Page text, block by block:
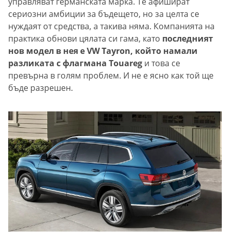
сериозни амбиции за бъдещето, но за целта се
нуждаят от средства, а такива няма. Компанията на
практика обнови цялата си гама, като последният
нов модел в нея е VW Tayron, който намали
разликата с флагмана Touareg и това се
превърна в голям проблем. И не е ясно как той ще
бъде разрешен.